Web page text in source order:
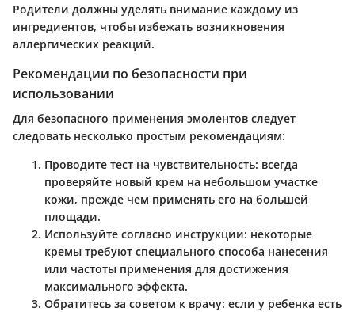
Родители должны уделять внимание каждому из
ингредиентов, чтобы избежать возникновения
аллергических реакций.
Рекомендации по безопасности при
использовании
Для безопасного применения эмолентов следует
следовать несколько простым рекомендациям:
Проводите тест на чувствительность: всегда
проверяйте новый крем на небольшом участке
кожи, прежде чем применять его на большей
площади.
Используйте согласно инструкции: некоторые
кремы требуют специального способа нанесения
или частоты применения для достижения
максимального эффекта.
Обратитесь за советом к врачу: если у ребенка есть